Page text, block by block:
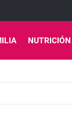
NUTRICIÓN